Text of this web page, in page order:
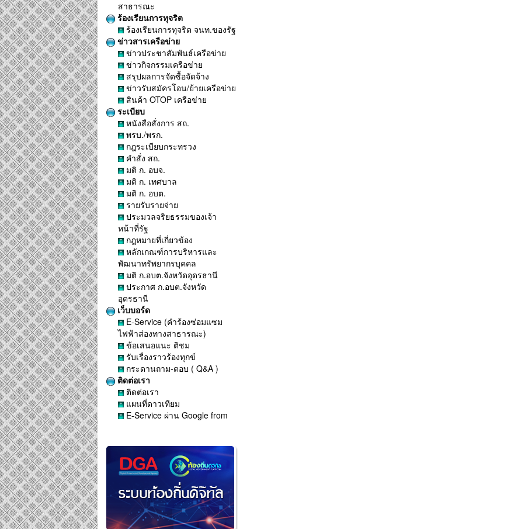
สาธารณะ
ร้องเรียนการทุจริต
ร้องเรียนการทุจริต จนท.ของรัฐ
ข่าวสารเครือข่าย
ข่าวประชาสัมพันธ์เครือข่าย
ข่าวกิจกรรมเครือข่าย
สรุปผลการจัดซื้อจัดจ้าง
ข่าวรับสมัครโอน/ย้ายเครือข่าย
สินค้า OTOP เครือข่าย
ระเบียบ
หนังสือสั่งการ สถ.
พรบ./พรก.
กฎระเบียบกระทรวง
คำสั่ง สถ.
มติ ก. อบจ.
มติ ก. เทศบาล
มติ ก. อบต.
รายรับรายจ่าย
ประมวลจริยธรรมของเจ้า
หน้าที่รัฐ
กฎหมายที่เกี่ยวข้อง
หลักเกณฑ์การบริหารและ
พัฒนาทรัพยากรบุคคล
มติ ก.อบต.จังหวัดอุดรธานี
ประกาศ ก.อบต.จังหวัด
อุดรธานี
เว็บบอร์ด
E-Service (คำร้องซ่อมแซม
ไฟฟ้าส่องทางสาธารณะ)
ข้อเสนอแนะ ติชม
รับเรื่องราวร้องทุกข์
กระดานถาม-ตอบ ( Q&A )
ติดต่อเรา
ติดต่อเรา
แผนที่ดาวเทียม
E-Service ผ่าน Google from